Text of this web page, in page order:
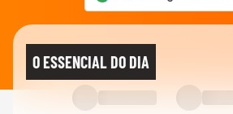
O ESSENCIAL DO DIA